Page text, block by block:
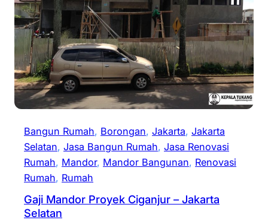
Bangun Rumah, Borongan, Jakarta, Jakarta
Selatan, Jasa Bangun Rumah, Jasa Renovasi
Rumah, Mandor, Mandor Bangunan, Renovasi
Rumah, Rumah
Gaji Mandor Proyek Ciganjur – Jakarta
Selatan